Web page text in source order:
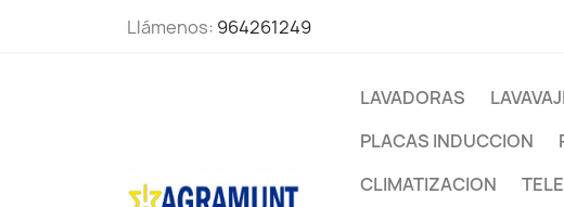
Llámenos: 964261249
LAVADORAS
PLACAS INDUCCION
CLIMATIZACION